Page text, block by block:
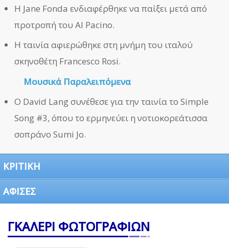
Η Jane Fonda ενδιαφέρθηκε να παίξει μετά από
προτροπή του Al Pacino.
Η ταινία αφιερώθηκε στη μνήμη του ιταλού
σκηνοθέτη Francesco Rosi.
Μουσικά Παραλειπόμενα
Ο David Lang συνέθεσε για την ταινία το Simple
Song #3, όπου το ερμηνεύει η νοτιοκορεάτισσα
σοπράνο Sumi Jo.
ΚΡΙΤΙΚΗ
ΑΦΙΣΕΣ
ΓΚΑΛΕΡΙ ΦΩΤΟΓΡΑΦΙΩΝ